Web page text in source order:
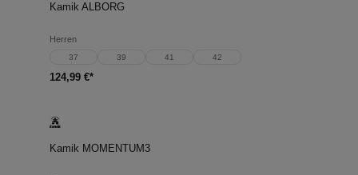
Kamik ALBORG
Herren
37 39 41 42
124,99 €*
Kamik MOMENTUM3